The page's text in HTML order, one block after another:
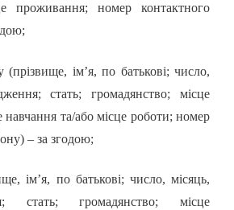
проживання; номер контактного
(прізвище, ім’я, по батькові; число,
стать; громадянство; місце
та/або місце роботи; номер
– за згодою;
ім’я, по батькові; число, місяць,
стать; громадянство; місце